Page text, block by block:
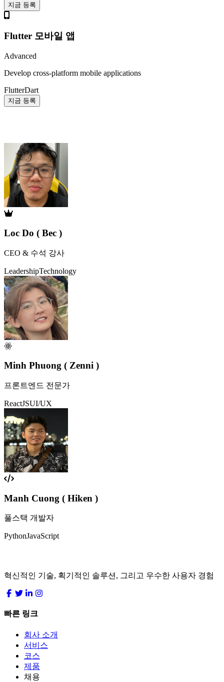
지금 등록
Flutter 모바일 앱
Advanced
Develop cross-platform mobile applications
FlutterDart
지금 등록
Loc Do ( Bec )
CEO & 수석 강사
LeadershipTechnology
Minh Phuong ( Zenni )
프론트엔드 전문가
ReactJSUI/UX
Manh Cuong ( Hiken )
풀스택 개발자
PythonJavaScript
혁신적인 기술, 획기적인 솔루션, 그리고 우수한 사용자 경험
빠른 링크
회사 소개
서비스
코스
제품
채용